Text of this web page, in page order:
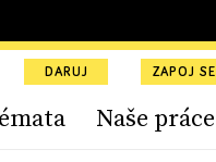
DARUJ ZAPOJ SE
Naše práce